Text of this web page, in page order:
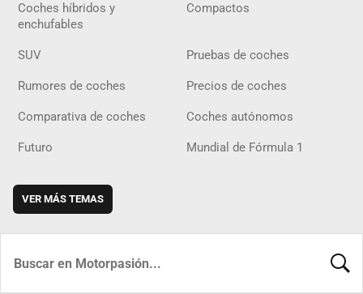
Coches híbridos y
enchufables
Compactos
SUV Pruebas de coches
Rumores de coches Precios de coches
Comparativa de coches Coches autónomos
Futuro Mundial de Fórmula 1
VER MÁS TEMAS